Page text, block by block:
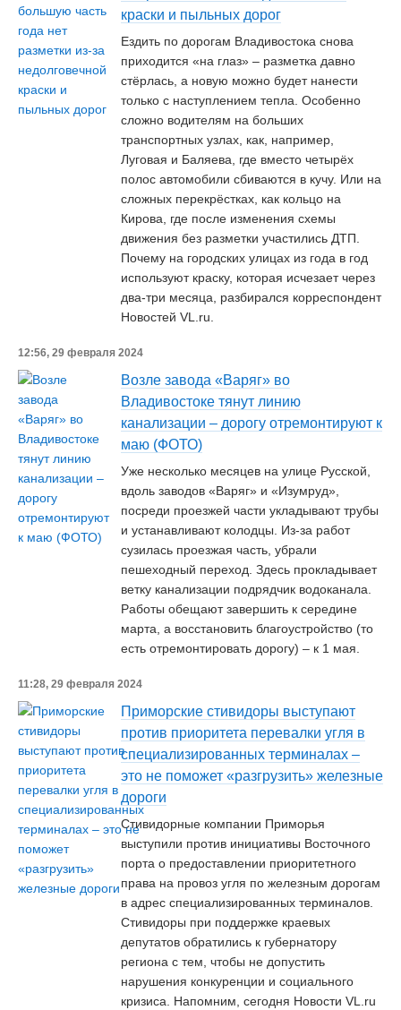
краски и пыльных дорог
Ездить по дорогам Владивостока снова
приходится «на глаз» – разметка давно
стёрлась, а новую можно будет нанести
только с наступлением тепла. Особенно
сложно водителям на больших
транспортных узлах, как, например,
Луговая и Баляева, где вместо четырёх
полос автомобили сбиваются в кучу. Или на
сложных перекрёстках, как кольцо на
Кирова, где после изменения схемы
движения без разметки участились ДТП.
Почему на городских улицах из года в год
используют краску, которая исчезает через
два-три месяца, разбирался корреспондент
Новостей VL.ru.
12:56, 29 февраля 2024
Возле завода «Варяг» во
Владивостоке тянут линию
канализации – дорогу отремонтируют к
маю (ФОТО)
Уже несколько месяцев на улице Русской,
вдоль заводов «Варяг» и «Изумруд»,
посреди проезжей части укладывают трубы
и устанавливают колодцы. Из-за работ
сузилась проезжая часть, убрали
пешеходный переход. Здесь прокладывает
ветку канализации подрядчик водоканала.
Работы обещают завершить к середине
марта, а восстановить благоустройство (то
есть отремонтировать дорогу) – к 1 мая.
11:28, 29 февраля 2024
Приморские стивидоры выступают
против приоритета перевалки угля в
специализированных терминалах –
это не поможет «разгрузить» железные
дороги
Стивидорные компании Приморья
выступили против инициативы Восточного
порта о предоставлении приоритетного
права на провоз угля по железным дорогам
в адрес специализированных терминалов.
Стивидоры при поддержке краевых
депутатов обратились к губернатору
региона с тем, чтобы не допустить
нарушения конкуренции и социального
кризиса. Напомним, сегодня Новости VL.ru